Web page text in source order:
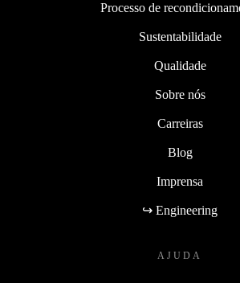
Processo de
Sustentabilidade
Qualidade
Sobre nós
Carreiras
Blog
Imprensa
↪ Engineering
AJUDA